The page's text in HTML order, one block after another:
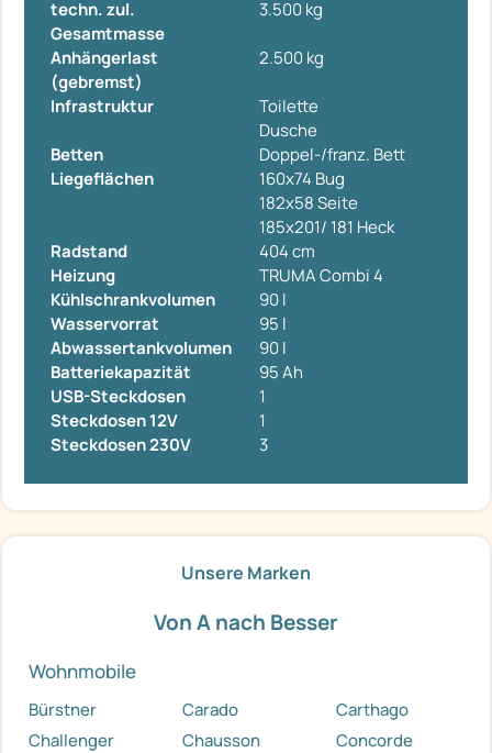
techn. zul.
Gesamtmasse
3.500 kg
Anhängerlast
(gebremst)
2.500 kg
Infrastruktur
Toilette
Dusche
Betten
Doppel-/franz. Bett
Liegeflächen
160x74 Bug
182x58 Seite
185x201/ 181 Heck
Radstand
404 cm
Heizung
TRUMA Combi 4
Kühlschrankvolumen
90 l
Wasservorrat
95 l
Abwassertankvolumen
90 l
Batteriekapazität
95 Ah
USB-Steckdosen
1
Steckdosen 12V
1
Steckdosen 230V
3
Unsere Marken
Von A nach Besser
Wohnmobile
Bürstner Carado
Carthago
Challenger
Chausson
Concorde